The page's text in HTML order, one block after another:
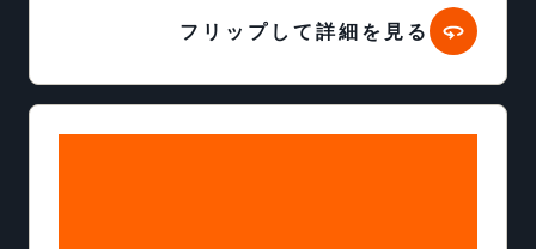
フリップして詳細を見る